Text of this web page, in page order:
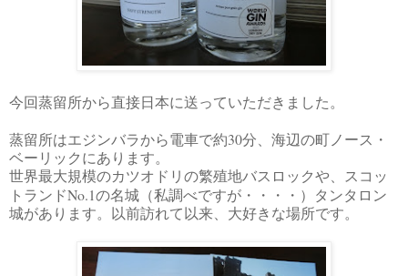
今回蒸留所から直接日本に送っていただきました。
蒸留所はエジンバラから電車で約30分、海辺の町ノース・
ベーリックにあります。
世界最大規模のカツオドリの繁殖地バスロックや、スコッ
トランドNo.1の名城（私調べですが・・・・）タンタロン
城があります。以前訪れて以来、大好きな場所です。